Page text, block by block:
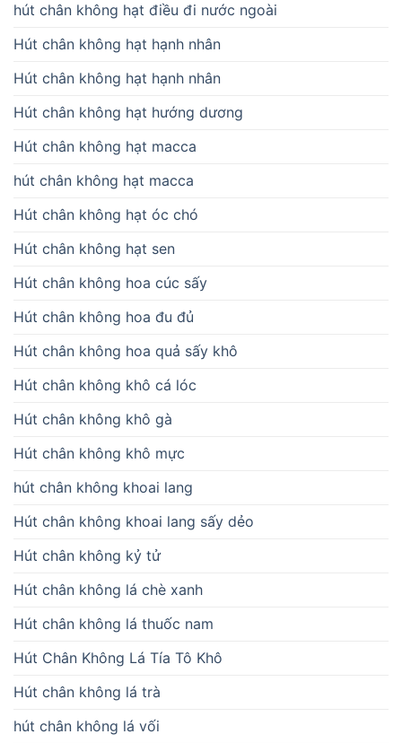
hút chân không hạt điều đi nước ngoài
Hút chân không hạt hạnh nhân
Hút chân không hạt hạnh nhân
Hút chân không hạt hướng dương
Hút chân không hạt macca
hút chân không hạt macca
Hút chân không hạt óc chó
Hút chân không hạt sen
Hút chân không hoa cúc sấy
Hút chân không hoa đu đủ
Hút chân không hoa quả sấy khô
Hút chân không khô cá lóc
Hút chân không khô gà
Hút chân không khô mực
hút chân không khoai lang
Hút chân không khoai lang sấy dẻo
Hút chân không kỷ tử
Hút chân không lá chè xanh
Hút chân không lá thuốc nam
Hút Chân Không Lá Tía Tô Khô
Hút chân không lá trà
hút chân không lá vối